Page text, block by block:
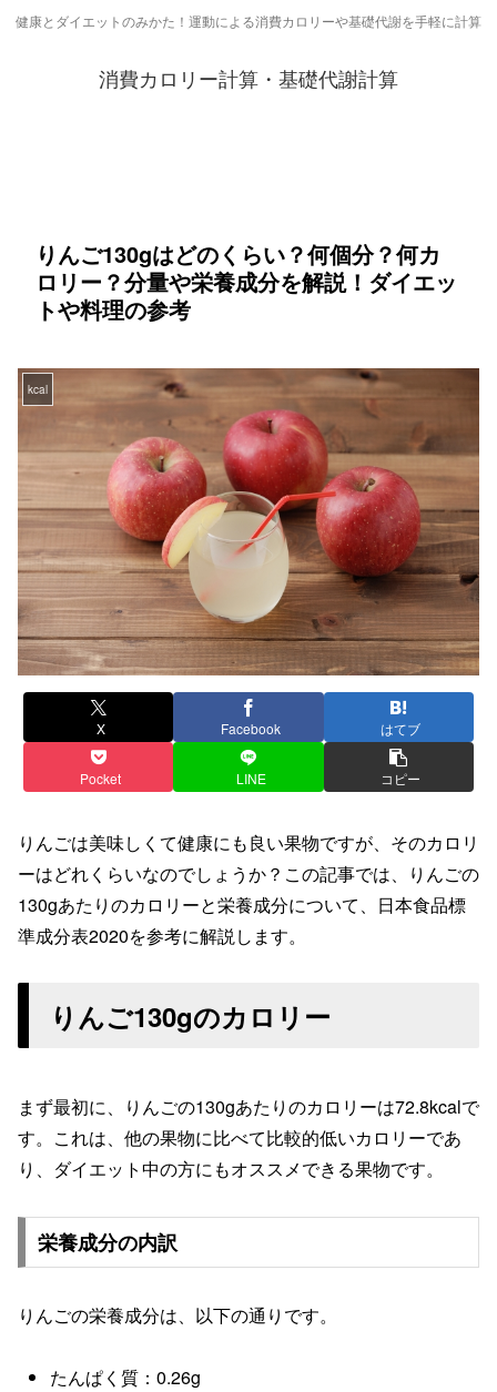
健康とダイエットのみかた！運動による消費カロリーや基礎代謝を手軽に計算
消費カロリー計算・基礎代謝計算
りんご130gはどのくらい？何個分？何カ
ロリー？分量や栄養成分を解説！ダイエッ
トや料理の参考
kcal
X Facebook はてブ
Pocket LINE コピー
りんごは美味しくて健康にも良い果物ですが、そのカロリ
ーはどれくらいなのでしょうか？この記事では、りんごの
130gあたりのカロリーと栄養成分について、日本食品標
準成分表2020を参考に解説します。
りんご130gのカロリー
まず最初に、りんごの130gあたりのカロリーは72.8kcalで
す。これは、他の果物に比べて比較的低いカロリーであ
り、ダイエット中の方にもオススメできる果物です。
栄養成分の内訳
りんごの栄養成分は、以下の通りです。
たんぱく質：0.26g